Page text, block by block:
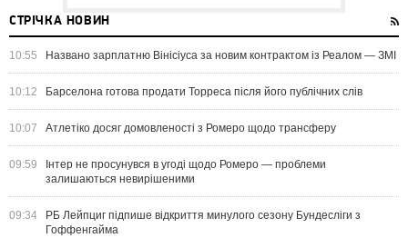
СТРІЧКА НОВИН
10:55 Названо зарплатню Вінісіуса за новим контрактом із Реалом — ЗМІ
10:12 Барселона готова продати Торреса після його публічних слів
10:07 Атлетіко досяг домовленості з Ромеро щодо трансферу
09:59
Інтер не просунувся в угоді щодо Ромеро — проблеми
залишаються невирішеними
09:34
РБ Лейпциг підпише відкриття минулого сезону Бундесліги з
Гоффенгайма